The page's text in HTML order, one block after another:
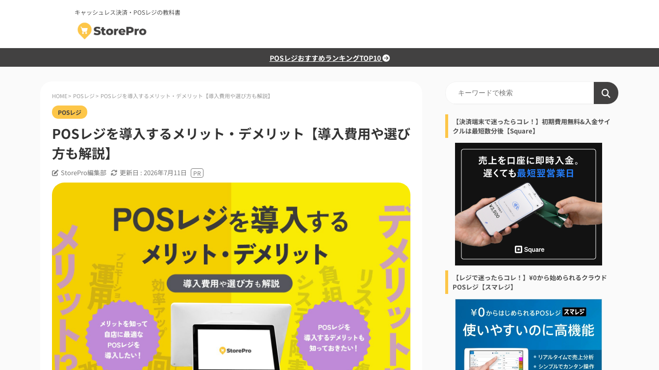
キャッシュレス決済・POSレジの教科書
POSレジおすすめランキングTOP10
HOME> POSレジ> POSレジを導入するメリット・デメリット【導入費用や選び方も解説】
POSレジ
POSレジを導入するメリット・デメリット【導入費用や選び
方も解説】
StorePro編集部 更新日 : 2026年7月11日
【決済端末で迷ったらコレ！】初期費用無料&入金サイ
クルは最短数分後【Square】
【レジで迷ったらコレ！】¥0から始められるクラウド
POSレジ【スマレジ】